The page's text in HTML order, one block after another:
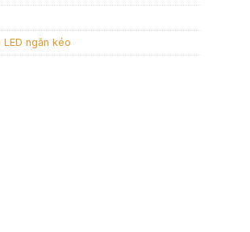
LED ngăn kéo